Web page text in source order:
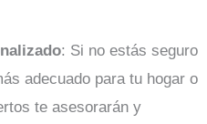
: Si no estás seguro
adecuado para tu hogar o
te asesorarán y